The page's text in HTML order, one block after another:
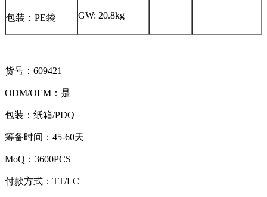
包装：PE袋
GW: 20.8kg
货号：609421
ODM/OEM：是
包装：纸箱/PDQ
筹备时间：45-60天
MoQ：3600PCS
付款方式：TT/LC